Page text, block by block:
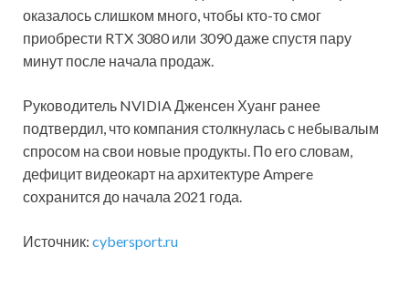
оказалось слишком много, чтобы кто-то смог
приобрести RTX 3080 или 3090 даже спустя пару
минут после начала продаж.
Руководитель NVIDIA Дженсен Хуанг ранее
подтвердил, что компания столкнулась с небывалым
спросом на свои новые продукты. По его словам,
дефицит видеокарт на архитектуре Ampere
сохранится до начала 2021 года.
Источник: cybersport.ru